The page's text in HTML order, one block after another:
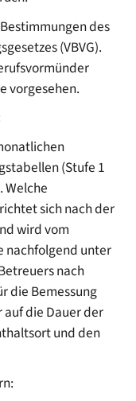
des
(VBVG).
vorgesehen.
(Stufe 1
Welche
sich nach der
wird vom
nachfolgend unter
nach
die Bemessung
die Dauer der
und den